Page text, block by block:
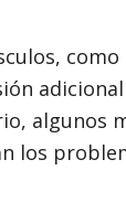
algunos
los